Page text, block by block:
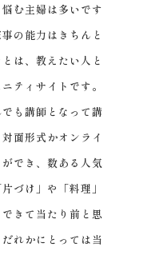
む主婦は多いです
の能力はきちんと
は、教えたい人と
ティサイトです。
も講師となって講
面形式かオンライ
でき、数ある人気
づけ」や「料理」
きて当たり前と思
れかにとっては当